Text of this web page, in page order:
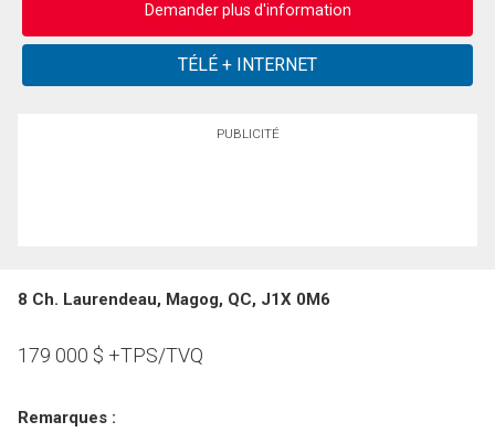
Demander plus d'information
PUBLICITÉ
8 Ch. Laurendeau, Magog, QC, J1X 0M6
179 000 $ +TPS/TVQ
Remarques :